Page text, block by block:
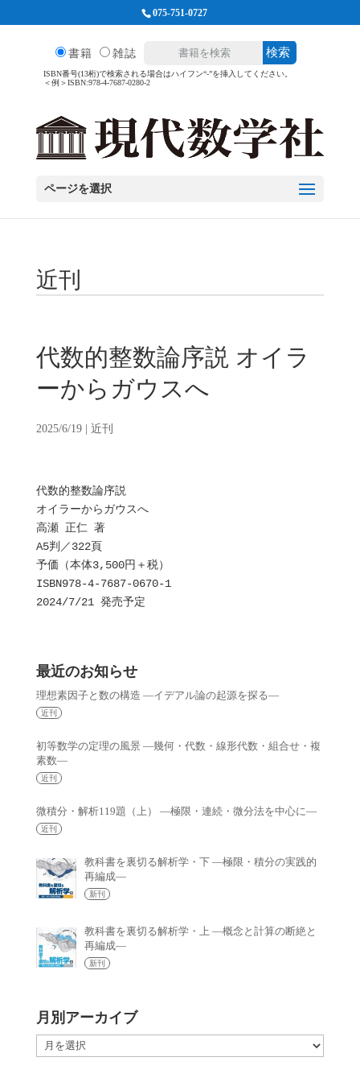
075-751-0727
書籍 雑誌 検索
ISBN番号(13桁)で検索される場合はハイフン“-”を挿入してください。
＜例＞ISBN:978-4-7687-0280-2
ページを選択
近刊
代数的整数論序説 オイラ
ーからガウスへ
2025/6/19| 近刊
代数的整数論序説
オイラーからガウスへ
高瀬 正仁 著
A5判／322頁
予価（本体3,500円＋税）
ISBN978-4-7687-0670-1
最近のお知らせ
理想素因子と数の構造 —イデアル論の起源を探る—
近刊
初等数学の定理の風景 —幾何・代数・線形代数・組合せ・複
素数—
近刊
微積分・解析119題（上） —極限・連続・微分法を中心に—
近刊
教科書を裏切る解析学・下 —極限・積分の実践的
再編成—
新刊
教科書を裏切る解析学・上 —概念と計算の断絶と
再編成—
新刊
月別アーカイブ